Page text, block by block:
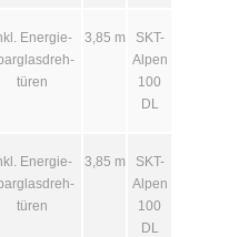
Energie­
türen
3,85 m
SKT-
Alpen
100
DL
Energie­
türen
3,85 m
SKT-
Alpen
100
DL